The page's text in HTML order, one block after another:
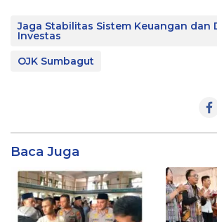
Jaga Stabilitas Sistem Keuangan dan
Investas
OJK Sumbagut
Baca Juga